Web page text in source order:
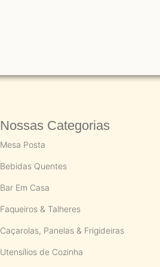
Nossas Categorias
Mesa Posta
Bebidas Quentes
Bar Em Casa
Faqueiros & Talheres
Caçarolas, Panelas & Frigideiras
Utensílios de Cozinha